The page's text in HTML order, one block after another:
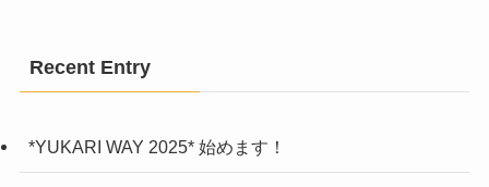
Recent Entry
*YUKARI WAY 2025* 始めます！